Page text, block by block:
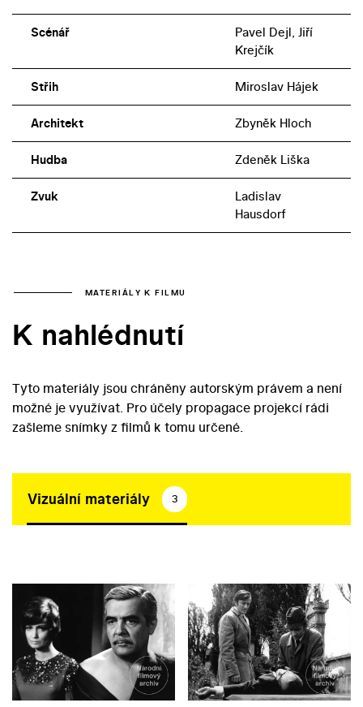
Scénář
Pavel Dejl, Jiří
Krejčík
Střih Miroslav Hájek
Architekt Zbyněk Hloch
Hudba Zdeněk Liška
Zvuk
Ladislav
Hausdorf
MATERIÁLY K FILMU
K nahlédnutí
Tyto materiály jsou chráněny autorským právem a není
možné je využívat. Pro účely propagace projekcí rádi
zašleme snímky z filmů k tomu určené.
Vizuální materiály 3